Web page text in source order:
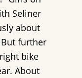
Seliner
about
further
bike
About